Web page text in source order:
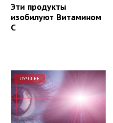
Эти продукты
изобилуют Витамином
С
ЛУЧШЕЕ